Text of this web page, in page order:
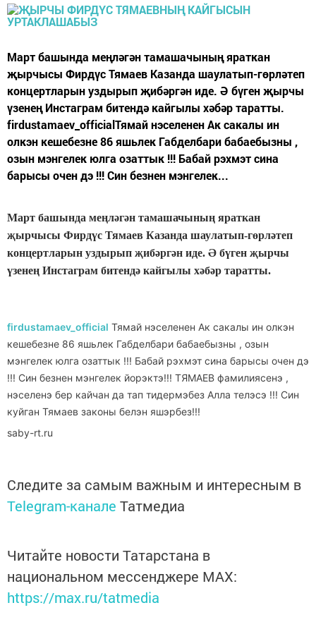
Март башында меңләгән тамашачының яраткан
җырчысы Фирдүс Тямаев Казанда шаулатып-гөрләтеп
концертларын уздырып җибәргән иде. Ә бүген җырчы
үзенең Инстаграм битендә кайгылы хәбәр таратты.
firdustamaev_officialТямай нэселенен Ак сакалы ин
олкэн кешебезне 86 яшьлек Габделбари бабаебызны ,
озын мэнгелек юлга озаттык !!! Бабай рэхмэт сина
барысы очен дэ !!! Син безнен мэнгелек...
Март башында меңләгән тамашачының яраткан
җырчысы Фирдүс Тямаев Казанда шаулатып-гөрләтеп
концертларын уздырып җибәргән иде. Ә бүген җырчы
үзенең Инстаграм битендә кайгылы хәбәр таратты.
firdustamaev_official Тямай нэселенен Ак сакалы ин олкэн
кешебезне 86 яшьлек Габделбари бабаебызны , озын
мэнгелек юлга озаттык !!! Бабай рэхмэт сина барысы очен дэ
!!! Син безнен мэнгелек йорэктэ!!! ТЯМАЕВ фамилиясенэ ,
нэселенэ бер кайчан да тап тидермэбез Алла телэсэ !!! Син
куйган Тямаев законы белэн яшэрбез!!!
saby-rt.ru
Следите за самым важным и интересным в
Telegram-канале Татмедиа
Читайте новости Татарстана в
национальном мессенджере MАХ:
https://max.ru/tatmedia